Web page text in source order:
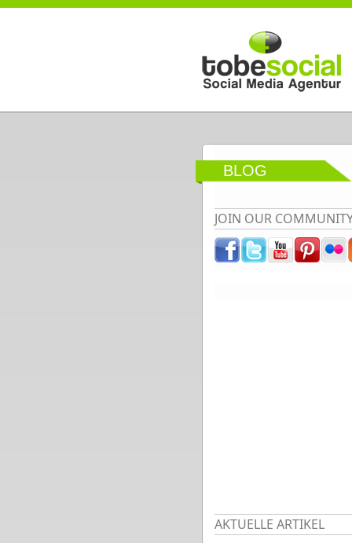
Direkt zum Inhalt
BLOG
JOIN OUR
AKTUELLE ARTIKEL